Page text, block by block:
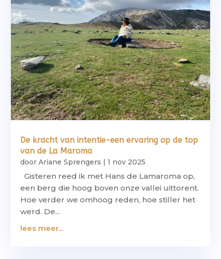
De kracht van intentie-een ervaring op de top
van de La Maroma
doorAriane Sprengers |1 nov 2025
Gisteren reed ik met Hans de Lamaroma op,
een berg die hoog boven onze vallei uittorent.
Hoe verder we omhoog reden, hoe stiller het
werd. De...
lees meer...